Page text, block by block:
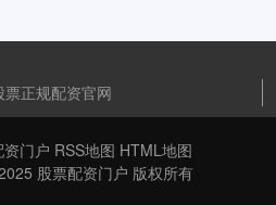
票正规配资官网
门户 RSS地图 HTML地图
股票配资门户 版权所有